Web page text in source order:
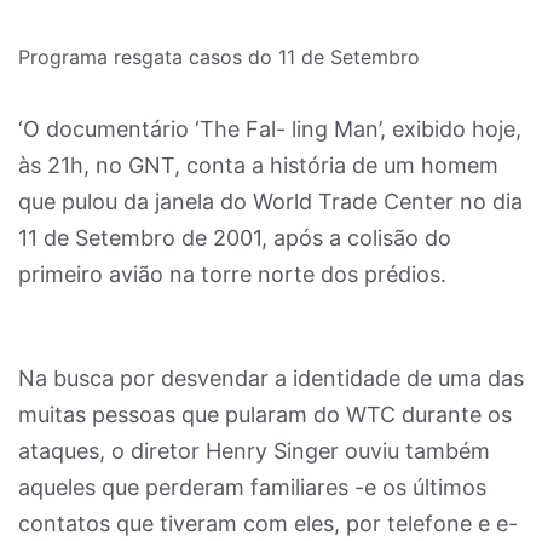
Programa resgata casos do 11 de Setembro
‘O documentário ‘The Fal- ling Man’, exibido hoje,
às 21h, no GNT, conta a história de um homem
que pulou da janela do World Trade Center no dia
11 de Setembro de 2001, após a colisão do
primeiro avião na torre norte dos prédios.
Na busca por desvendar a identidade de uma das
muitas pessoas que pularam do WTC durante os
ataques, o diretor Henry Singer ouviu também
aqueles que perderam familiares -e os últimos
contatos que tiveram com eles, por telefone e e-